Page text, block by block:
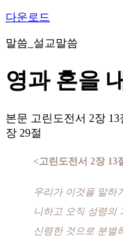
다운로드
말씀_설교말씀
영과 혼을
본문 고린도전서 2장
장 29절
<고린도전서 2장 13
우리가 이것을 말하
니하고 오직 성령의
신령한 것으로 분별